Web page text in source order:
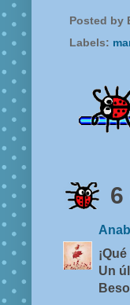
Posted by
Labels:
6
Un